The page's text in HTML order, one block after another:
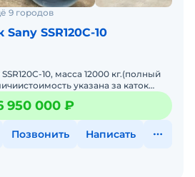
9 городов
SSR120C-10
10, масса 12000 кг.(полный
указана за каток
Cummins 4-цил
950 000 ₽
Позвонить Написать